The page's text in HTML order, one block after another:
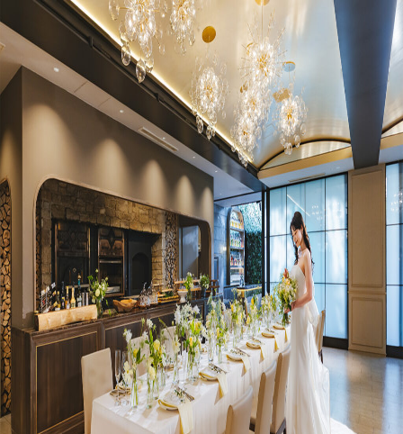
料理
ドレス
プラン
施設紹介
フォトガイドツアー
ブライダルフェア
ニュース